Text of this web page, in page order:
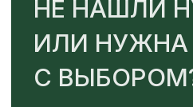
MAX
TELEGRAM